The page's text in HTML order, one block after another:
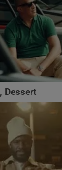
Dessert